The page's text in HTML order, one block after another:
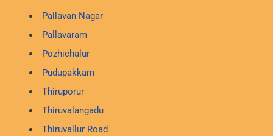
Pallavan Nagar
Pallavaram
Pozhichalur
Pudupakkam
Thiruporur
Thiruvalangadu
Thiruvallur Road